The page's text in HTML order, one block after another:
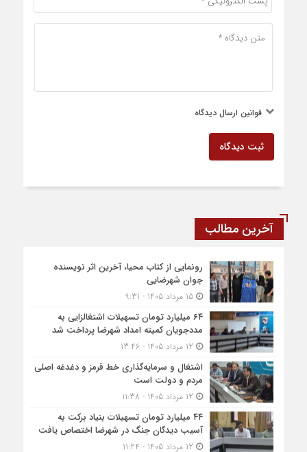
قوانین ارسال دیدگاه
ثبت دیدگاه
آخرین مطالب
رونمایی از کتاب محیا، آخرین اثر نویسنده
جوان شهرضایی
15 مرداد 1405 - 9:31
۶۴ میلیارد تومان تسهیلات اشتغالزایی به
مددجویان کمیته امداد شهرضا پرداخت شد
اشتغال و سرمایه‌گذاری خط قرمز و دغدغه اصلی
مردم و دولت است
۴۴ میلیارد تومان تسهیلات بنیاد برکت به
آسیب دیدگان جنگ در شهرضا اختصاص یافت